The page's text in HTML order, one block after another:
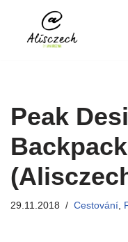
Přeskočit
Peak
29.11.2018 Cestování